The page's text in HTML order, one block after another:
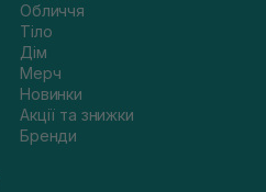
Обличчя
Тіло
Дім
Мерч
Новинки
Акції та знижки
Бренди